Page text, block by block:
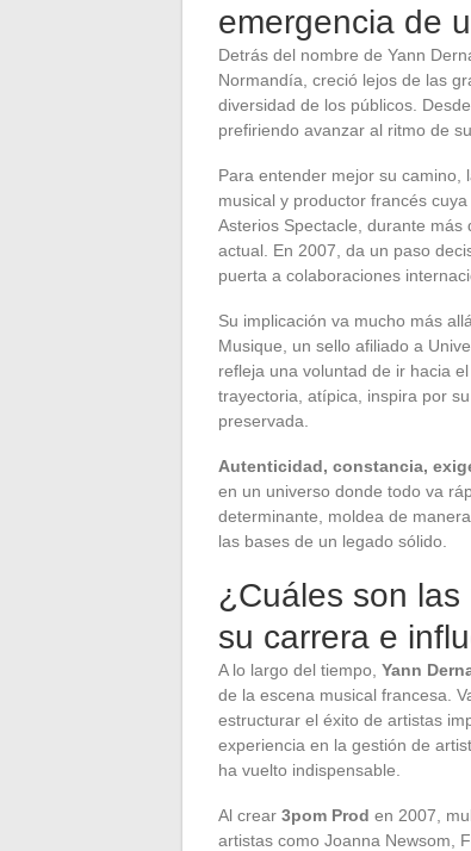
emergencia de
Detrás del nombre de Yann
Normandía, creció lejos de las
diversidad de los públicos.
prefiriendo avanzar al ritmo de
Para entender mejor su
musical y productor francés
Asterios Spectacle, durante
actual. En 2007, da un paso
puerta a colaboraciones
Su implicación va mucho más
Musique, un sello afiliado a
refleja una voluntad de ir hacia
trayectoria, atípica, inspira por
preservada.
Autenticidad, constancia,
en un universo donde todo va
determinante, moldea de
las bases de un legado sólido.
¿Cuáles son
su carrera e
A lo largo del tiempo, Yann
de la escena musical francesa.
estructurar el éxito de artistas
experiencia en la gestión de
ha vuelto indispensable.
Al crear 3pom Prod en 2007,
artistas como Joanna Newsom,